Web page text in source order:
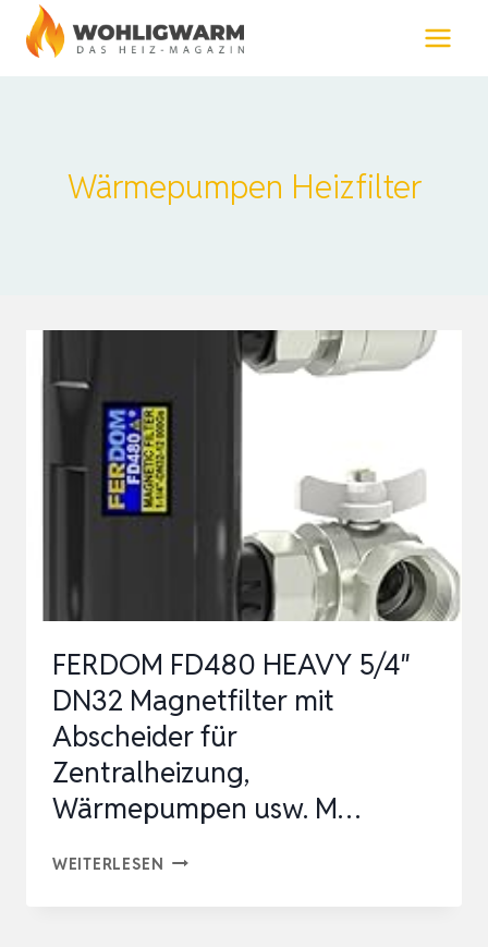
Zum
Inhalt
Wärmepumpen Heizfilter
FERDOM FD480 HEAVY 5/4″
DN32 Magnetfilter mit
Abscheider für
Zentralheizung,
Wärmepumpen usw. M…
WEITERLESEN FERDOM